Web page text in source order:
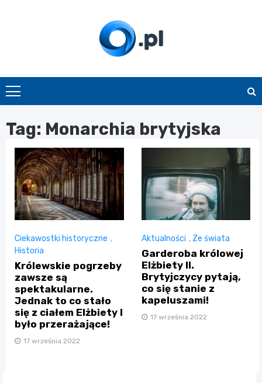
O.pl
Tag: Monarchia brytyjska
Ciekawostki historyczne ,
Historia
Królewskie pogrzeby
zawsze są
spektakularne.
Jednak to co stało
się z ciałem Elżbiety I
było przerażające!
17 września 2022
Aktualności , Ze świata
Garderoba królowej
Elżbiety II.
Brytyjczycy pytają,
co się stanie z
kapeluszami!
17 września 2022